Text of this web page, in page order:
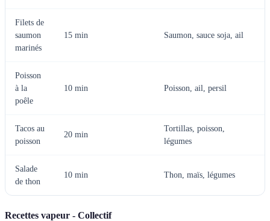
Filets de
saumon
marinés
15 min Saumon, sauce soja, ail
Poisson
à la
poêle
10 min Poisson, ail, persil
Tacos au
poisson
20 min
Tortillas, poisson,
légumes
Salade
de thon
10 min Thon, maïs, légumes
Recettes vapeur - Collectif